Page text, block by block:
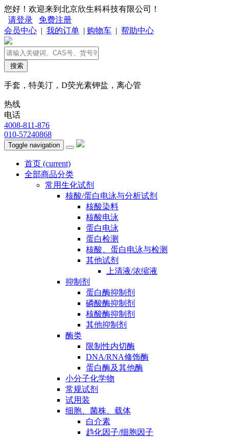
您好！欢迎来到北京欣生科科技有限公司！
请登录
免费注册
会员中心 | 我的订单 | 购物车 | 帮助中心
搜索
手套，特美汀，D荧光素钾盐，离心管
热线
电话
4008-811-876
010-57240868
Toggle navigation
首页 (current)
全部商品分类
常用生化试剂
核酸/蛋白电泳与分析试剂
核酸染料
核酸电泳
蛋白电泳
蛋白检测
核酸、蛋白电泳与检测
其他试剂
上清液/浓缩液
抑制剂
蛋白酶抑制剂
磷酸酶抑制剂
核酸酶抑制剂
其他抑制剂
酶类
限制性内切酶
DNA/RNA修饰酶
蛋白酶及其他酶
小分子化学物
常规试剂
试用装
细胞、菌株、载体
白介素
趋化因子/细胞因子